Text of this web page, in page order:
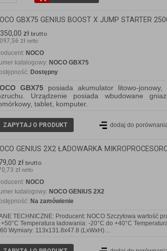
GBX75 GENIUS BOOST X JUMP STARTER
zł brutto
zł netto
NOCO
katalogowy: NOCO GBX75
Dostępny
GBX75posiada akumulator litowo-
Urządzenie posiada wbudowane
tablet, komputer.
ZAPYTAJ O PRODUKT dodaj do
GENIUS 2X2 ŁADOWARKA
zł brutto
zł netto
NOCO
katalogowy: NOCO GENIUS 2X2
Na zamówienie
TECHNICZNE: Producent: NOCO Szczytowa wartość
+50°C Temperatura ładowania: -20°C do +40°C
Wymiary: 113x131.8x47.8 (LxWxH)…